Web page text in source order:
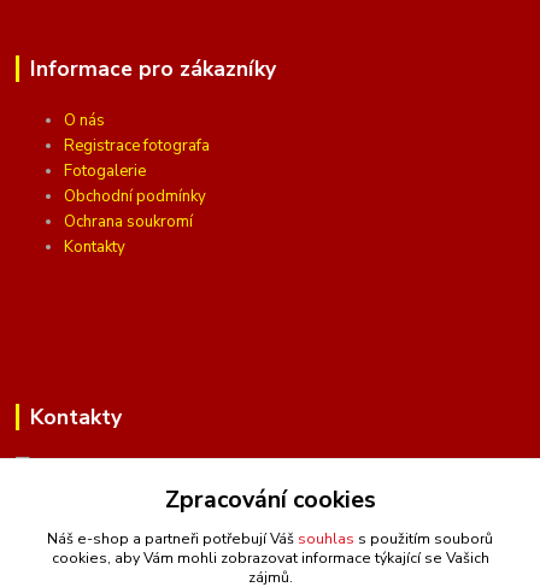
Informace pro zákazníky
O nás
Registrace fotografa
Fotogalerie
Obchodní podmínky
Ochrana soukromí
Kontakty
Kontakty
(Po-Pá, 10 - 16 hod.)
info@ceskafotopozadi.cz
Zpracování cookies
Náš e-shop a partneři potřebují Váš souhlas s použitím souborů
cookies, aby Vám mohli zobrazovat informace týkající se Vašich
zájmů.